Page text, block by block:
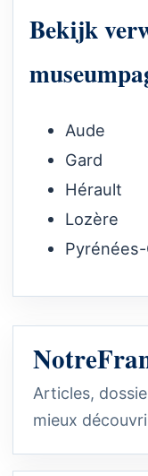
Bekijk
Aude
Gard
Hérault
Lozère
Articles,
mieux